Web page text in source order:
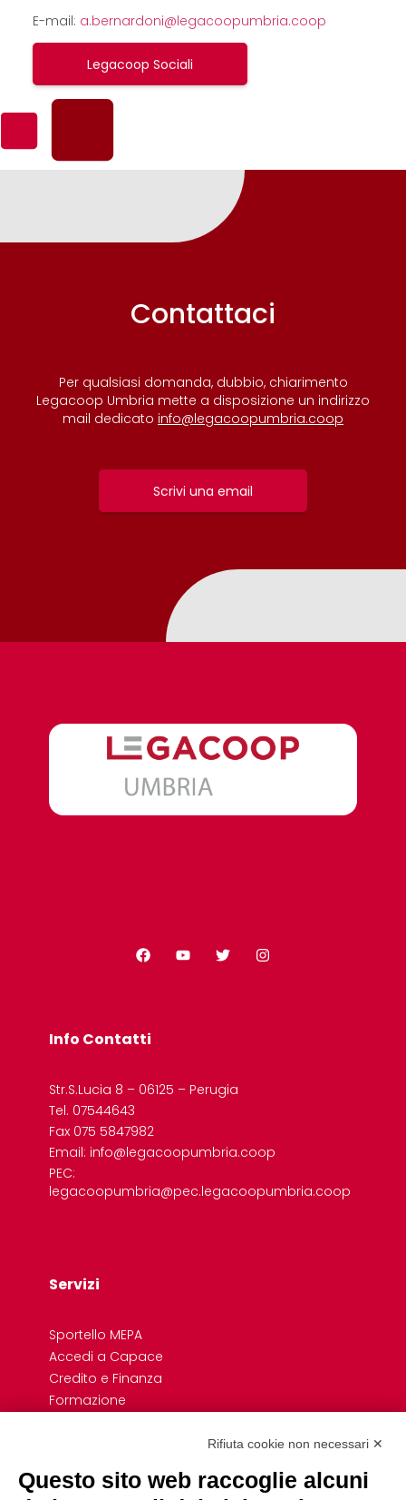
E-mail: a.bernardoni@legacoopumbria.coop
Legacoop Sociali
Contattaci
Per qualsiasi domanda, dubbio, chiarimento
Legacoop Umbria mette a disposizione un indirizzo
mail dedicato info@legacoopumbria.coop
Scrivi una email
Info Contatti
Str.S.Lucia 8 – 06125 – Perugia
Tel. 07544643
Fax 075 5847982
Email: info@legacoopumbria.coop
PEC:
legacoopumbria@pec.legacoopumbria.coop
Servizi
Sportello MEPA
Accedi a Capace
Credito e Finanza
Formazione
Link Rapidi
Rifiuta cookie non necessari ✕
Questo sito web raccoglie alcuni